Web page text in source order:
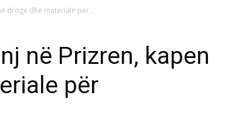
drogë dhe materiale për...
në Prizren, kapen
për